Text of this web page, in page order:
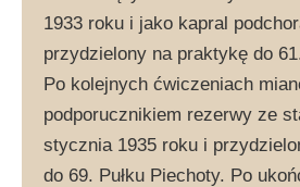
1933 roku i jako kapral
przydzielony na praktykę do
Po kolejnych ćwiczeniach
podporucznikiem rezerwy ze
stycznia 1935 roku i
do 69. Pułku Piechoty. Po